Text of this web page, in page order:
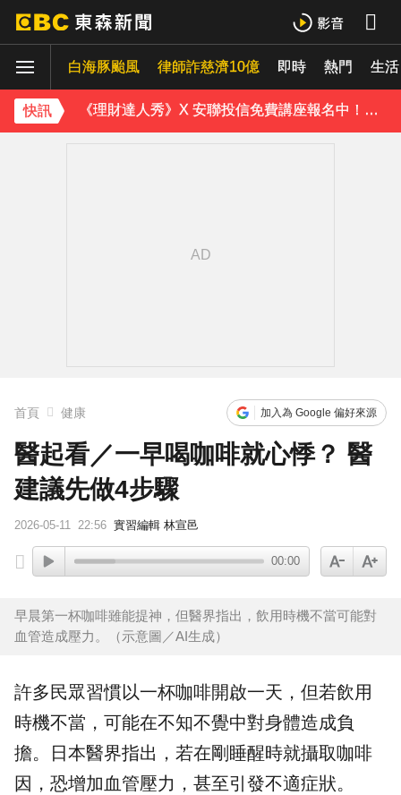
白海豚颱風 律師詐慈濟10億 即時 熱門 生活
快訊
下載東森App，隨時掌握天下大小事！
《理財達人秀》X 安聯投信免費講座報名中！搶先卡位 2027
首頁 健康 加入為 Google 偏好來源
醫起看／一早喝咖啡就心悸？ 醫
建議先做4步驟
2026-05-11 22:56 實習編輯 林宣邑
00:00
早晨第一杯咖啡雖能提神，但醫界指出，飲用時機不當可能對
血管造成壓力。（示意圖／AI生成）
許多民眾習慣以一杯咖啡開啟一天，但若飲用
時機不當，可能在不知不覺中對身體造成負
擔。日本醫界指出，若在剛睡醒時就攝取咖啡
因，恐增加血管壓力，甚至引發不適症狀。